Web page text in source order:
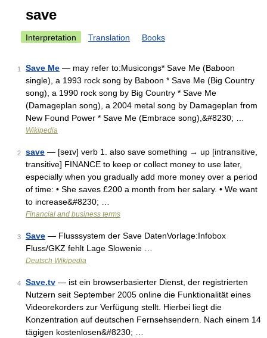
save
Interpretation Translation Books
1 Save Me — may refer to:Musicongs* Save Me (Baboon
single), a 1993 rock song by Baboon * Save Me (Big Country
song), a 1990 rock song by Big Country * Save Me
(Damageplan song), a 2004 metal song by Damageplan from
New Found Power * Save Me (Embrace song),&#8230; …
Wikipedia
2 save — [seɪv] verb 1. also save something → up [intransitive,
transitive] FINANCE to keep or collect money to use later,
especially when you gradually add more money over a period
of time: • She saves £200 a month from her salary. • We want
to increase&#8230; …
Financial and business terms
3 Save — Flusssystem der Save DatenVorlage:Infobox
Fluss/GKZ fehlt Lage Slowenie …
Deutsch Wikipedia
4 Save.tv — ist ein browserbasierter Dienst, der registrierten
Nutzern seit September 2005 online die Funktionalität eines
Videorekorders zur Verfügung stellt. Hierbei liegt die
Konzentration auf deutschen Fernsehsendern. Nach einem 14
tägigen kostenlosen&#8230; …